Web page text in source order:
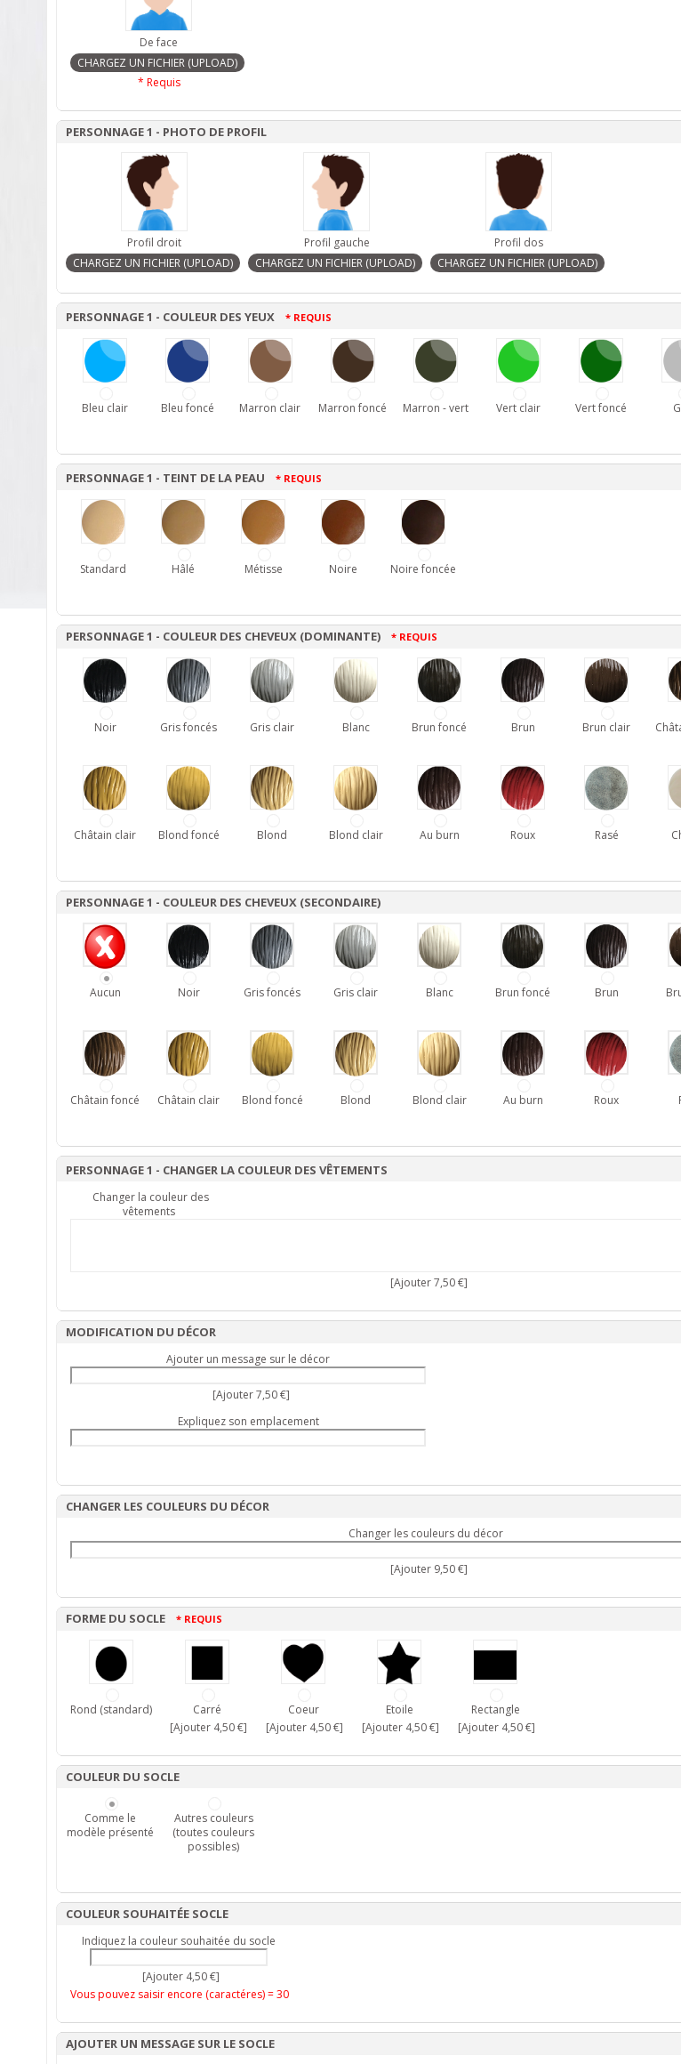
De face
* Requis
PERSONNAGE 1 - PHOTO DE PROFIL
Profil droit Profil gauche Profil dos
PERSONNAGE 1 - COULEUR DES YEUX * REQUIS
Bleu clair Bleu foncé Marron clair Marron foncé Marron - vert Vert clair Vert foncé
PERSONNAGE 1 - TEINT DE LA PEAU * REQUIS
Standard Hâlé Métisse Noire Noire foncée
PERSONNAGE 1 - COULEUR DES CHEVEUX (DOMINANTE) * REQUIS
Noir Gris foncés Gris clair Blanc Brun foncé Brun Brun clair
Châtain clair Blond foncé Blond Blond clair Au burn Roux Rasé
PERSONNAGE 1 - COULEUR DES CHEVEUX (SECONDAIRE)
Aucun Noir Gris foncés Gris clair Blanc Brun foncé Brun
Châtain foncé Châtain clair Blond foncé Blond Blond clair Au burn Roux
PERSONNAGE 1 - CHANGER LA COULEUR DES VÊTEMENTS
Changer la couleur des
vêtements
[Ajouter 7,50 €]
MODIFICATION DU DÉCOR
Ajouter un message sur le décor
[Ajouter 7,50 €]
Expliquez son emplacement
CHANGER LES COULEURS DU DÉCOR
Changer les couleurs du décor
[Ajouter 9,50 €]
FORME DU SOCLE * REQUIS
Rond (standard)
Carré
[Ajouter 4,50 €]
Coeur
[Ajouter 4,50 €]
Etoile
[Ajouter 4,50 €]
Rectangle
[Ajouter 4,50 €]
COULEUR DU SOCLE
Comme le
modèle présenté
Autres couleurs
(toutes couleurs
possibles)
COULEUR SOUHAITÉE SOCLE
Indiquez la couleur souhaitée du socle
[Ajouter 4,50 €]
Vous pouvez saisir encore (caractéres) =30
AJOUTER UN MESSAGE SUR LE SOCLE